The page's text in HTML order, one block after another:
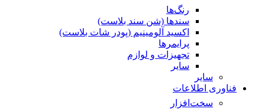
رنگ‌ها
سندها (شن سند بلاست)
اکسید آلومینیم (پودر شات بلاست)
پرایمر‌ها
تجهیزات و لوازم
سایر
سایر
فناوری اطلاعات
سخت‌افزار